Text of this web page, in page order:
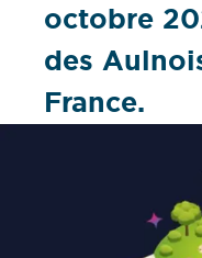
octobre
des
France.